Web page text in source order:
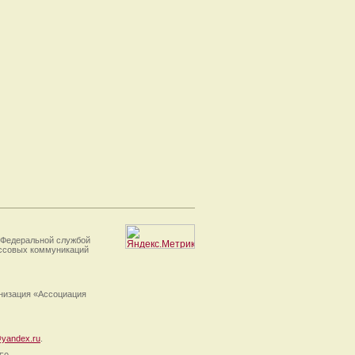
службой
коммуникаций
«Ассоциация